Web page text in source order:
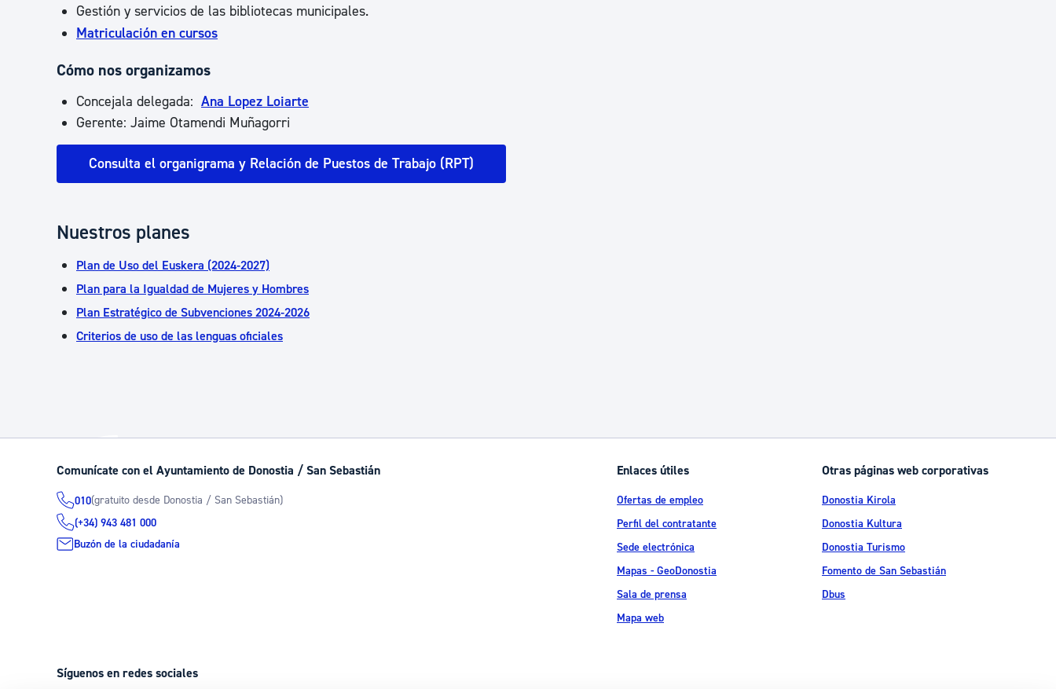
Gestión y servicios de las bibliotecas municipales.
Matriculación en cursos
Cómo nos organizamos
Concejala delegada: Ana Lopez Loiarte
Gerente: Jaime Otamendi Muñagorri
Consulta el organigrama y Relación de Puestos de Trabajo (RPT)
Nuestros planes
Plan de Uso del Euskera (2024-2027)
Plan para la Igualdad de Mujeres y Hombres
Plan Estratégico de Subvenciones 2024-2026
Criterios de uso de las lenguas oficiales
Comunícate con el Ayuntamiento de Donostia / San Sebastián
010(gratuito desde Donostia / San Sebastián)
(+34) 943 481 000
Buzón de la ciudadanía
Enlaces útiles
Ofertas de empleo
Perfil del contratante
Sede electrónica
Mapas - GeoDonostia
Sala de prensa
Mapa web
Otras páginas web corporativas
Donostia Kirola
Donostia Kultura
Donostia Turismo
Fomento de San Sebastián
Dbus
Síguenos en redes sociales